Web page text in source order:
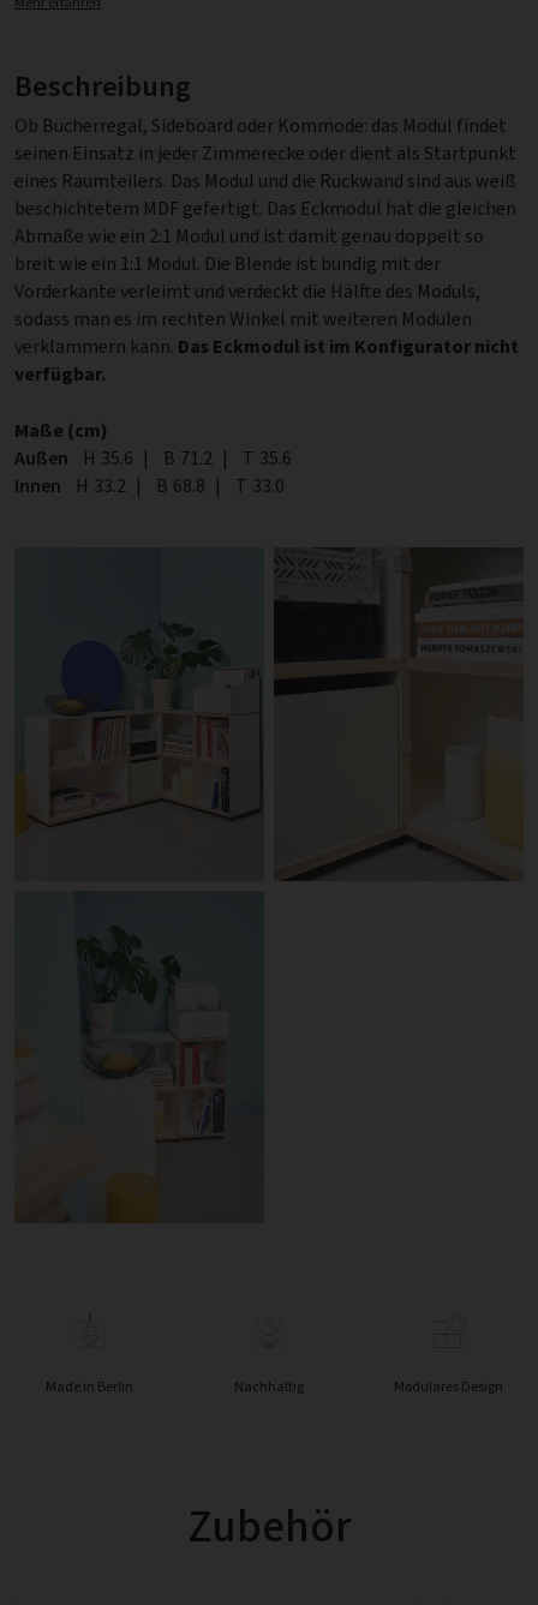
Beschreibung
Ob Bücherregal, Sideboard oder Kommode: das Modul findet
seinen Einsatz in jeder Zimmerecke oder dient als Startpunkt
eines Raumteilers. Das Modul und die Rückwand sind aus weiß
beschichtetem MDF gefertigt. Das Eckmodul hat die gleichen
Abmaße wie ein 2:1 Modul und ist damit genau doppelt so
breit wie ein 1:1 Modul. Die Blende ist bündig mit der
Vorderkante verleimt und verdeckt die Hälfte des Moduls,
sodass man es im rechten Winkel mit weiteren Modulen
verklammern kann. Das Eckmodul ist im Konfigurator nicht
verfügbar.
Maße (cm)
Außen
Höhe
H 35.6 | Breite
B 71.2 | Tiefe
T 35.6
Innen
Höhe
H 33.2 | Breite
B 68.8 | Tiefe
T 33.0
Made in Berlin Nachhaltig Modulares Design
Zubehör